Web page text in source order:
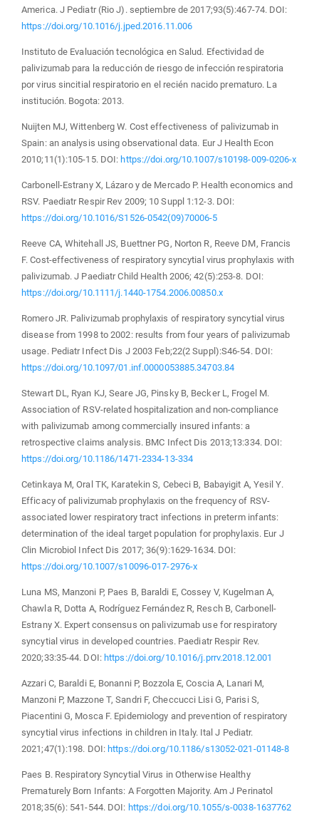
America. J Pediatr (Rio J). septiembre de 2017;93(5):467-74. DOI:
https://doi.org/10.1016/j.jped.2016.11.006
Instituto de Evaluación tecnológica en Salud. Efectividad de
palivizumab para la reducción de riesgo de infección respiratoria
por virus sincitial respiratorio en el recién nacido prematuro. La
institución. Bogota: 2013.
Nuijten MJ, Wittenberg W. Cost effectiveness of palivizumab in
Spain: an analysis using observational data. Eur J Health Econ
2010;11(1):105-15. DOI: https://doi.org/10.1007/s10198-009-0206-x
Carbonell-Estrany X, Lázaro y de Mercado P. Health economics and
RSV. Paediatr Respir Rev 2009; 10 Suppl 1:12-3. DOI:
https://doi.org/10.1016/S1526-0542(09)70006-5
Reeve CA, Whitehall JS, Buettner PG, Norton R, Reeve DM, Francis
F. Cost-effectiveness of respiratory syncytial virus prophylaxis with
palivizumab. J Paediatr Child Health 2006; 42(5):253-8. DOI:
https://doi.org/10.1111/j.1440-1754.2006.00850.x
Romero JR. Palivizumab prophylaxis of respiratory syncytial virus
disease from 1998 to 2002: results from four years of palivizumab
usage. Pediatr Infect Dis J 2003 Feb;22(2 Suppl):S46-54. DOI:
https://doi.org/10.1097/01.inf.0000053885.34703.84
Stewart DL, Ryan KJ, Seare JG, Pinsky B, Becker L, Frogel M.
Association of RSV-related hospitalization and non-compliance
with palivizumab among commercially insured infants: a
retrospective claims analysis. BMC Infect Dis 2013;13:334. DOI:
https://doi.org/10.1186/1471-2334-13-334
Cetinkaya M, Oral TK, Karatekin S, Cebeci B, Babayigit A, Yesil Y.
Efficacy of palivizumab prophylaxis on the frequency of RSV-
associated lower respiratory tract infections in preterm infants:
determination of the ideal target population for prophylaxis. Eur J
Clin Microbiol Infect Dis 2017; 36(9):1629-1634. DOI:
https://doi.org/10.1007/s10096-017-2976-x
Luna MS, Manzoni P, Paes B, Baraldi E, Cossey V, Kugelman A,
Chawla R, Dotta A, Rodríguez Fernández R, Resch B, Carbonell-
Estrany X. Expert consensus on palivizumab use for respiratory
syncytial virus in developed countries. Paediatr Respir Rev.
2020;33:35-44. DOI: https://doi.org/10.1016/j.prrv.2018.12.001
Azzari C, Baraldi E, Bonanni P, Bozzola E, Coscia A, Lanari M,
Manzoni P, Mazzone T, Sandri F, Checcucci Lisi G, Parisi S,
Piacentini G, Mosca F. Epidemiology and prevention of respiratory
syncytial virus infections in children in Italy. Ital J Pediatr.
2021;47(1):198. DOI: https://doi.org/10.1186/s13052-021-01148-8
Paes B. Respiratory Syncytial Virus in Otherwise Healthy
Prematurely Born Infants: A Forgotten Majority. Am J Perinatol
2018;35(6): 541-544. DOI: https://doi.org/10.1055/s-0038-1637762